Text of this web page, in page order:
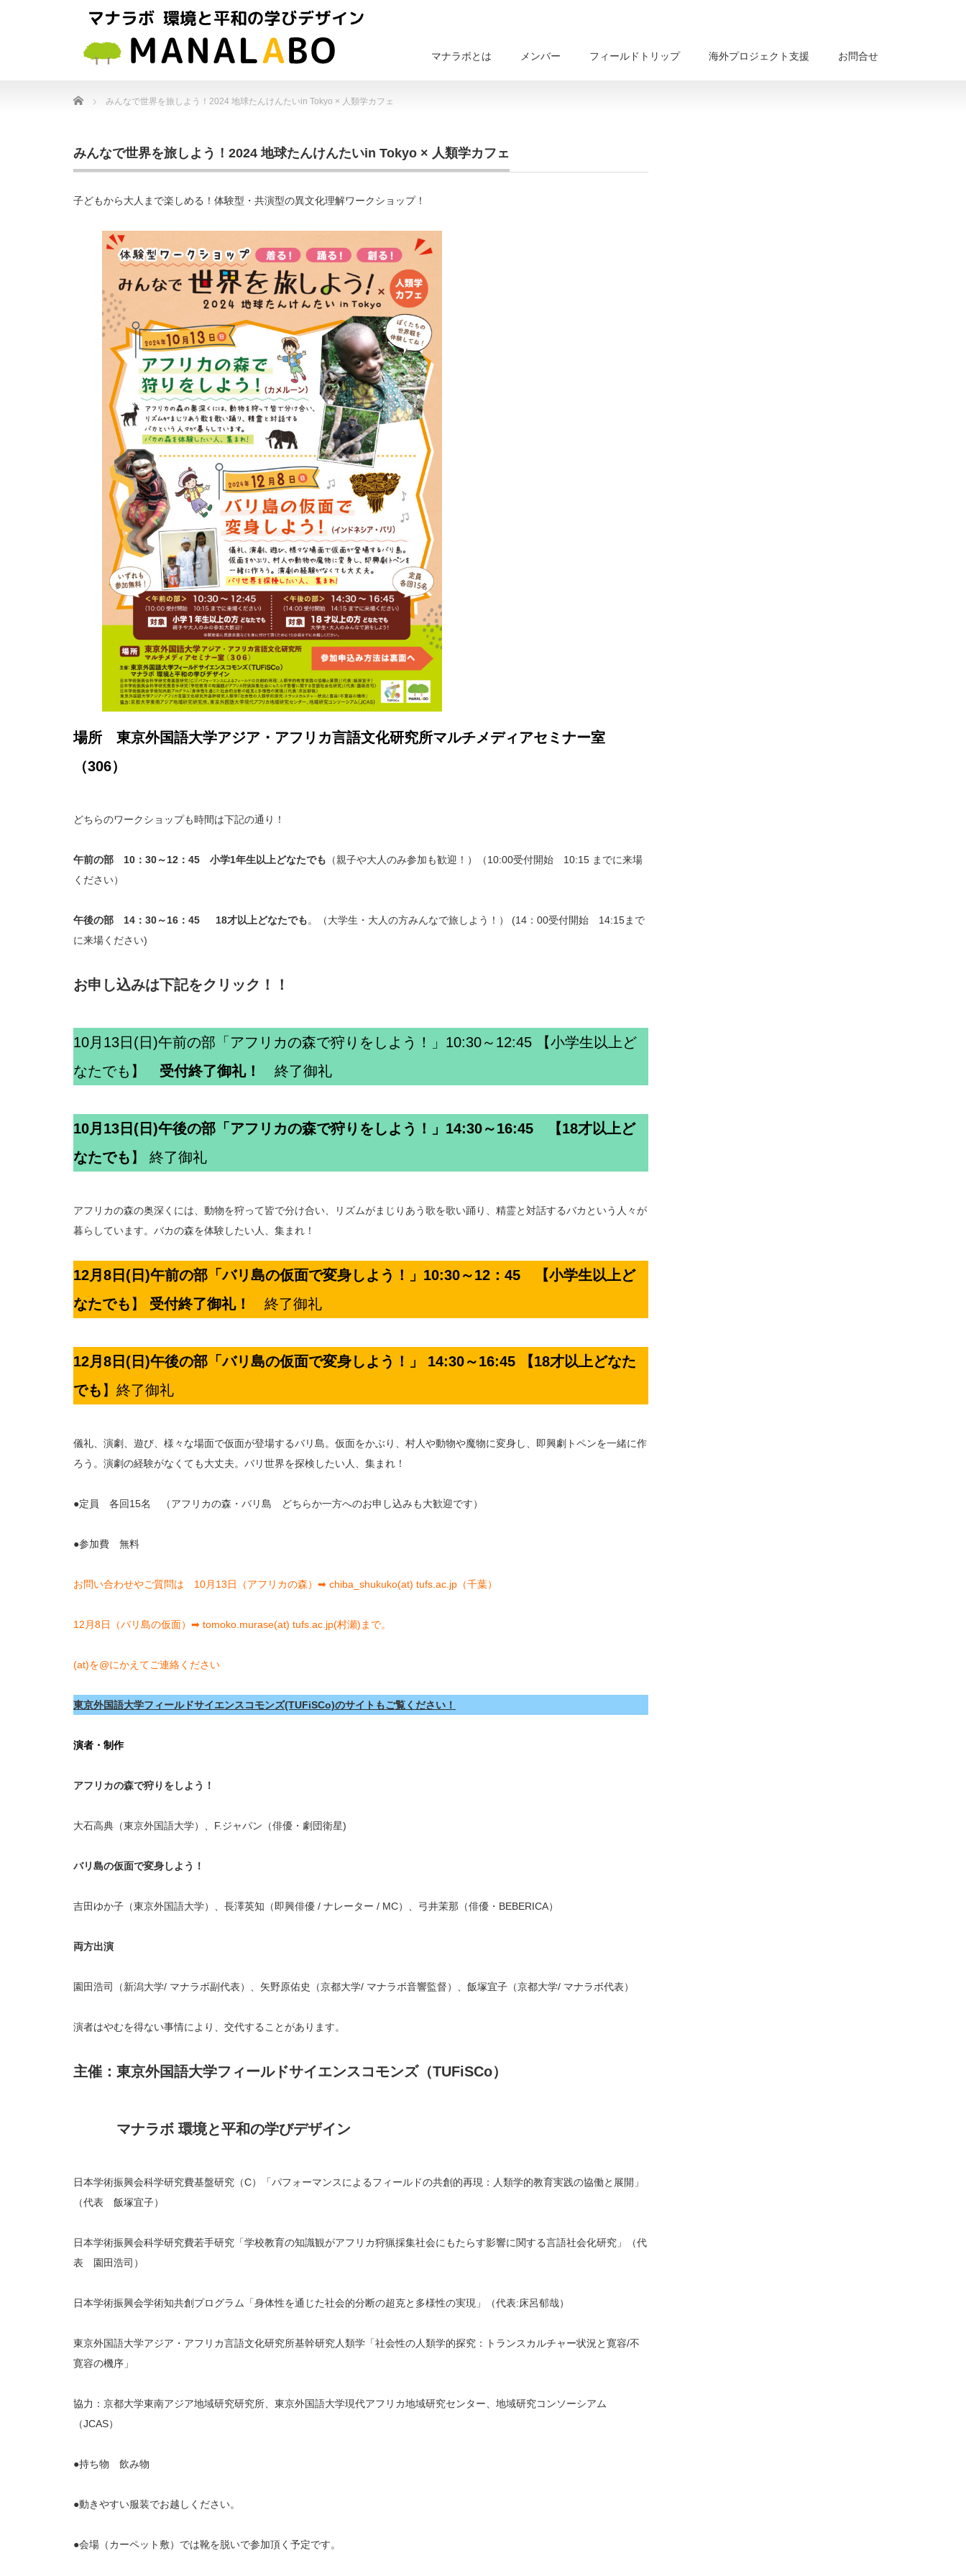
マナラボとは メンバー フィールドトリップ 海外プロジェクト支援 お問合せ
Home みんなで世界を旅しよう！2024 地球たんけんたいin Tokyo × 人類学カフェ
みんなで世界を旅しよう！2024 地球たんけんたいin Tokyo × 人類学カフェ
子どもから大人まで楽しめる！体験型・共演型の異文化理解ワークショップ！
場所 東京外国語大学アジア・アフリカ言語文化研究所マルチメディアセミナー室
（306）
どちらのワークショップも時間は下記の通り！
午前の部 10：30～12：45 小学1年生以上どなたでも （親子や大人のみ参加も歓迎！）（10:00受付開始 10:15 までに来場
ください）
午後の部 14：30～16：45 18才以上どなたでも。（大学生・大人の方みんなで旅しよう！） (14：00受付開始 14:15まで
に来場ください)
お申し込みは下記をクリック！！
10月13日(日)午前の部「アフリカの森で狩りをしよう！」10:30～12:45 【小学生以上ど
なたでも】 受付終了御礼！ 終了御礼
10月13日(日)午後の部「アフリカの森で狩りをしよう！」14:30～16:45 【18才以上ど
なたでも 】 終了御礼
アフリカの森の奥深くには、動物を狩って皆で分け合い、リズムがまじりあう歌を歌い踊り、精霊と対話するバカという人々が
暮らしています。バカの森を体験したい人、集まれ！
12月8日(日)午前の部「バリ島の仮面で変身しよう！」10:30～12：45 【小学生以上ど
なたでも 】 受付終了御礼！ 終了御礼
12月8日(日)午後の部「バリ島の仮面で変身しよう！」 14:30～16:45 【18才以上どなた
でも 】終了御礼
儀礼、演劇、遊び、様々な場面で仮面が登場するバリ島。仮面をかぶり、村人や動物や魔物に変身し、即興劇トペンを一緒に作
ろう。演劇の経験がなくても大丈夫。バリ世界を探検したい人、集まれ！
●定員 各回15名 （アフリカの森・バリ島 どちらか一方へのお申し込みも大歓迎です）
●参加費 無料
お問い合わせやご質問は 10月13日（アフリカの森）➡ chiba_shukuko(at) tufs.ac.jp（千葉）
12月8日（バリ島の仮面）➡ tomoko.murase(at) tufs.ac.jp(村瀬)まで。
(at)を@にかえてご連絡ください
東京外国語大学フィールドサイエンスコモンズ(TUFiSCo)のサイトもご覧ください！
演者・制作
アフリカの森で狩りをしよう！
大石高典（東京外国語大学）、F.ジャパン（俳優・劇団衛星)
バリ島の仮面で変身しよう！
吉田ゆか子（東京外国語大学）、長澤英知（即興俳優 / ナレーター / MC）、弓井茉那（俳優・BEBERICA）
両方出演
園田浩司（新潟大学/ マナラボ副代表）、矢野原佑史（京都大学/ マナラボ音響監督）、飯塚宜子（京都大学/ マナラボ代表）
演者はやむを得ない事情により、交代することがあります。
主催：東京外国語大学フィールドサイエンスコモンズ（TUFiSCo）
マナラボ 環境と平和の学びデザイン
日本学術振興会科学研究費基盤研究 （C）「パフォーマンスによるフィールドの共創的再現：人類学的教育実践の協働と展開」
（代表 飯塚宜子）
日本学術振興会科学研究費若手研究「学校教育の知識観がアフリカ狩猟採集社会にもたらす影響に関する言語社会化研究」（代
表 園田浩司）
日本学術振興会学術知共創プログラム「身体性を通じた社会的分断の超克と多様性の実現」（代表:床呂郁哉）
東京外国語大学アジア・アフリカ言語文化研究所基幹研究人類学「社会性の人類学的探究：トランスカルチャー状況と寛容/不
寛容の機序」
協力：京都大学東南アジア地域研究研究所、東京外国語大学現代アフリカ地域研究センター、地域研究コンソーシアム
（JCAS）
●持ち物 飲み物
●動きやすい服装でお越しください。
●会場（カーペット敷）では靴を脱いで参加頂く予定です。